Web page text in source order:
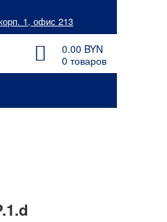
1, офис 213
0.00 BYN
0 товаров